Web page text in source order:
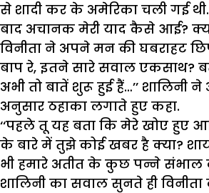
से शादी कर के अमेरिका चली गई
बाद अचानक मेरी याद कैसे आई? क्या
विनीता ने अपने मन की घबराहट
बाप रे, इतने सारे सवाल एकसाथ?
अभी तो बातें शुरू हुई हैं…’’ शालिनी
अनुसार ठहाका लगाते हुए कहा.
‘‘पहले तू यह बता कि मेरे खोए हुए
के बारे में तुझे कोई खबर है क्या?
भी हमारे अतीत के कुछ पन्ने संभाल
शालिनी का सवाल सुनते ही